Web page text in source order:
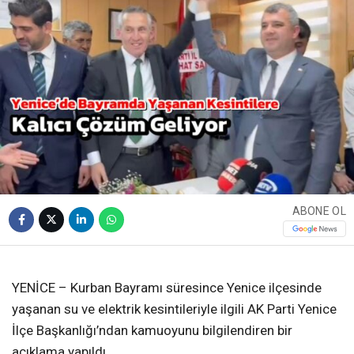
ABONE OL
YENİCE – Kurban Bayramı süresince Yenice ilçesinde
yaşanan su ve elektrik kesintileriyle ilgili AK Parti Yenice
İlçe Başkanlığı’ndan kamuoyunu bilgilendiren bir